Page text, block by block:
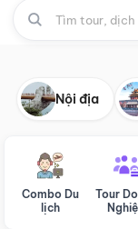
Nội địa
Combo Du
lịch
Tour